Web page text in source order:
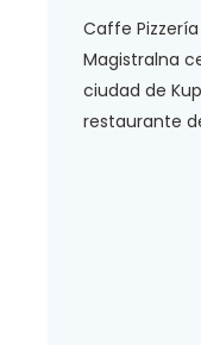
Caffe
Magistralna
ciudad de
restaurante